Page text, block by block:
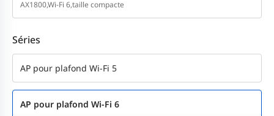
AX1800,Wi-Fi 6,taille compacte
Séries
AP pour plafond Wi-Fi 5
AP pour plafond Wi-Fi 6